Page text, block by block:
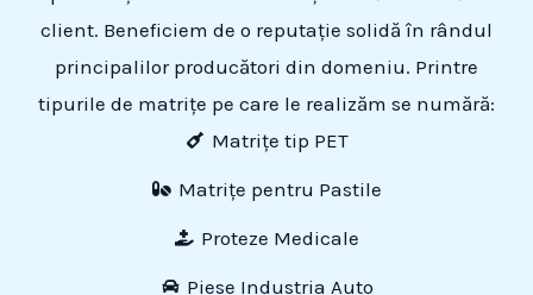
client. Beneficiem de o reputație solidă în rândul
principalilor producători din domeniu. Printre
tipurile de matrițe pe care le realizăm se numără:
Matrițe tip PET
Matrițe pentru Pastile
Proteze Medicale
Piese Industria Auto